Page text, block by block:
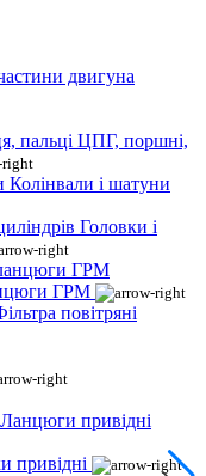
двигуна
ЦПГ, поршні,
Колінвали і шатуни
Головки і
ГРМ
повітряні
Ланцюги привідні
привідні